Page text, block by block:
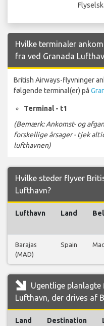
Hvilke terminaler
fra ved Granada
British Airways-flyvninger
følgende terminal(er) på
Terminal - t1
(Bemærk: Ankomst- og
forskellige årsager - tjek
lufthavnen)
Hvilke steder flyver
Lufthavn?
Lufthavn Land
Barajas
(MAD)
Spain
Ugentlige
Lufthavn, der drives af
Land Destination